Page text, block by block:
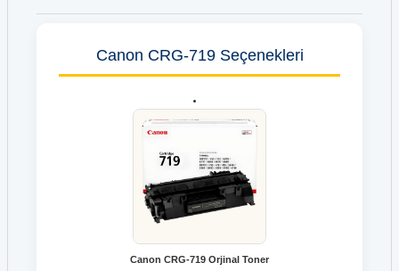
Canon CRG-719 Seçenekleri
Canon CRG-719 Orjinal Toner